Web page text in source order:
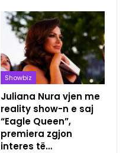
Showbiz
Juliana Nura vjen me
reality show-n e saj
“Eagle Queen”,
premiera zgjon
interes të…